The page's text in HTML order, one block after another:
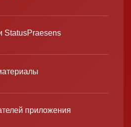
StatusPraesens
приложения